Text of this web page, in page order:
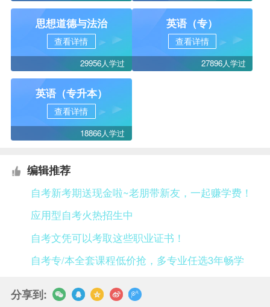
思想道德与法治
查看详情
29956人学过
英语（专）
查看详情
27896人学过
英语（专升本）
查看详情
18866人学过
编辑推荐
自考新考期送现金啦~老朋带新友，一起赚学费！
应用型自考火热招生中
自考文凭可以考取这些职业证书！
自考专/本全套课程低价抢，多专业任选3年畅学
分享到: